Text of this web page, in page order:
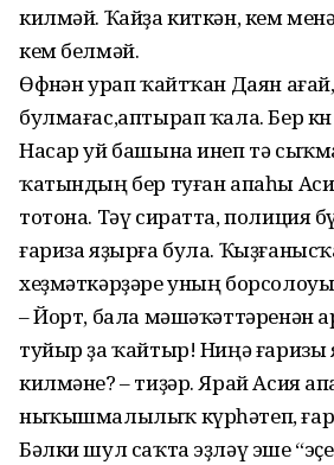
килмәй. Ҡайҙа киткән, кем
кем белмәй.
Өфөнән урап ҡайтҡан Даян
булмағас,аптырап ҡала. Бер
Насар уй башына инеп тә
ҡатындың бер туған апаһы
тотона. Тәү сиратта, полиция
ғариза яҙырға була.
хеҙмәткәрҙәре уның
– Йорт, бала мәшәҡәттәренән
туйыр ҙа ҡайтыр! Ниңә ғаризы
килмәне? – тиҙәр. Ярай Асия
ныҡышмалылыҡ күрһәтеп,
Бәлки шул саҡта эҙләү эше